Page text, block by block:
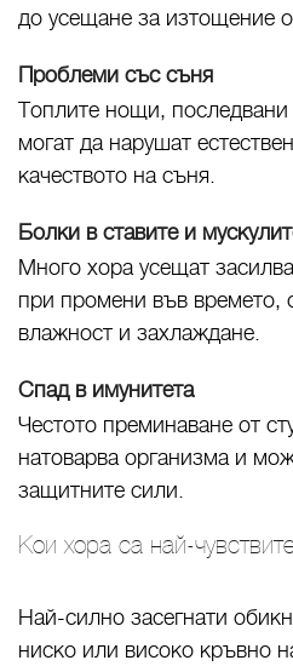
до усещане за изтощение
Проблеми със съня
Топлите нощи, последвани
могат да нарушат
качеството на съня.
Болки в ставите и
Много хора усещат
при промени във времето,
влажност и захлаждане.
Спад в имунитета
Честото преминаване от
натоварва организма и
защитните сили.
Кои хора са най-
Най-силно засегнати
ниско или високо кръвно